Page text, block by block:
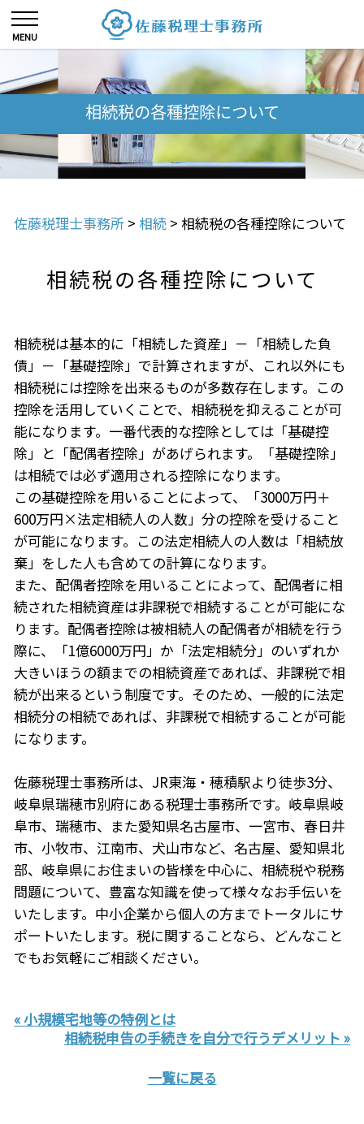
相続税の各種控除について
佐藤税理士事務所 > 相続 > 相続税の各種控除について
相続税の各種控除について
相続税は基本的に「相続した資産」－「相続した負
債」－「基礎控除」で計算されますが、これ以外にも
相続税には控除を出来るものが多数存在します。この
控除を活用していくことで、相続税を抑えることが可
能になります。一番代表的な控除としては「基礎控
除」と「配偶者控除」があげられます。「基礎控除」
は相続では必ず適用される控除になります。
この基礎控除を用いることによって、「3000万円＋
600万円×法定相続人の人数」分の控除を受けること
が可能になります。この法定相続人の人数は「相続放
棄」をした人も含めての計算になります。
また、配偶者控除を用いることによって、配偶者に相
続された相続資産は非課税で相続することが可能にな
ります。配偶者控除は被相続人の配偶者が相続を行う
際に、「1億6000万円」か「法定相続分」のいずれか
大きいほうの額までの相続資産であれば、非課税で相
続が出来るという制度です。そのため、一般的に法定
相続分の相続であれば、非課税で相続することが可能
になります。
佐藤税理士事務所は、JR東海・穂積駅より徒歩3分、
岐阜県瑞穂市別府にある税理士事務所です。岐阜県岐
阜市、瑞穂市、また愛知県名古屋市、一宮市、春日井
市、小牧市、江南市、犬山市など、名古屋、愛知県北
部、岐阜県にお住まいの皆様を中心に、相続税や税務
問題について、豊富な知識を使って様々なお手伝いを
いたします。中小企業から個人の方までトータルにサ
ポートいたします。税に関することなら、どんなこと
でもお気軽にご相談ください。
« 小規模宅地等の特例とは
相続税申告の手続きを自分で行うデメリット »
一覧に戻る